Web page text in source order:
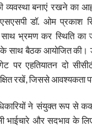
व्यवस्था बनाएं रखने का
एसएसपी डॉ. ओम
भ्रमण कर स्थिति का
के साथ बैठक आयोजित की।
एहतियातन दो
रखें, जिससे
ने संयुक्त रूप से
भाईचारे और सदभाव के